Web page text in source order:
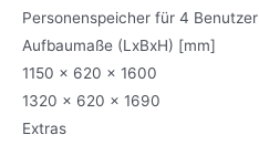
Personenspeicher für 4 Benutzer
Aufbaumaße (LxBxH) [mm]
1150 x 620 x 1600
1320 x 620 x 1690
Extras